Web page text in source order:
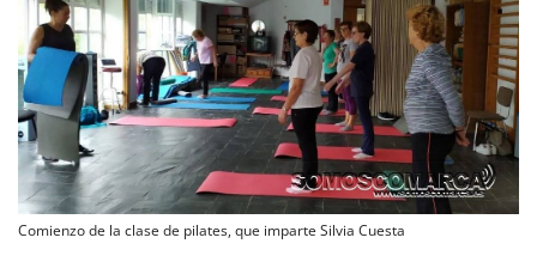
Comienzo de la clase de pilates, que imparte Silvia Cuesta